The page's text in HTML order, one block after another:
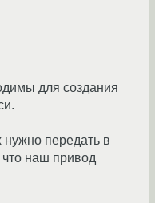
для создания
передать в
что наш привод